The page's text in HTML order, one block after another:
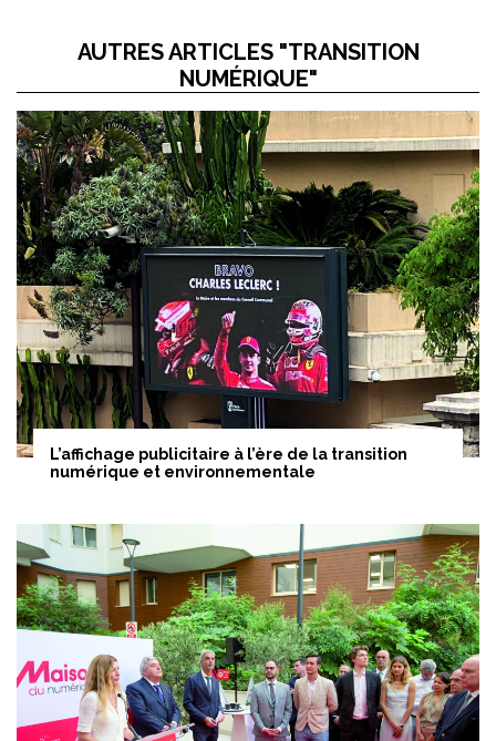
AUTRES ARTICLES "TRANSITION
NUMÉRIQUE"
L’affichage publicitaire à l’ère de la transition
numérique et environnementale